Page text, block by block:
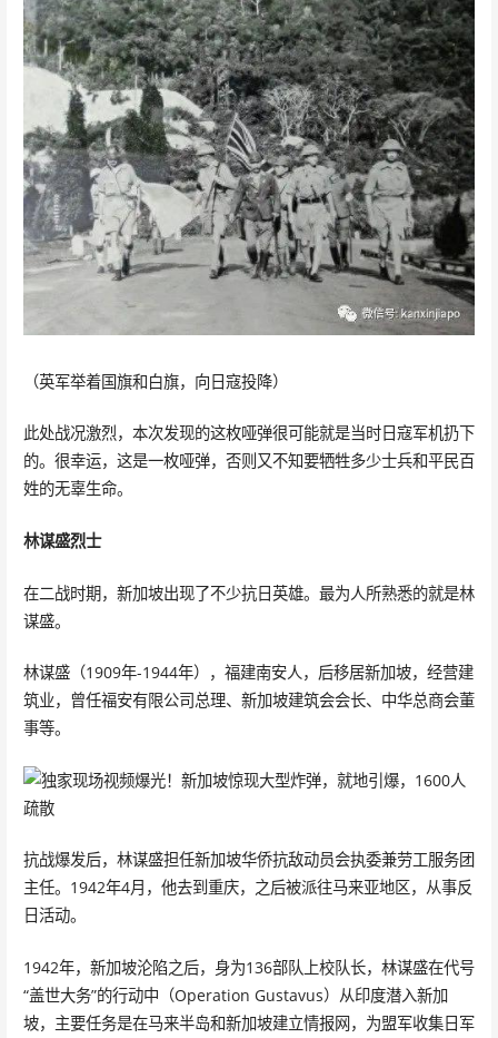
（英军举着国旗和白旗，向日寇投降）
此处战况激烈，本次发现的这枚哑弹很可能就是当时日寇军机扔下
的。很幸运，这是一枚哑弹，否则又不知要牺牲多少士兵和平民百
姓的无辜生命。
林谋盛烈士
在二战时期，新加坡出现了不少抗日英雄。最为人所熟悉的就是林
谋盛。
林谋盛（1909年-1944年），福建南安人，后移居新加坡，经营建
筑业，曾任福安有限公司总理、新加坡建筑会会长、中华总商会董
事等。
抗战爆发后，林谋盛担任新加坡华侨抗敌动员会执委兼劳工服务团
主任。1942年4月，他去到重庆，之后被派往马来亚地区，从事反
日活动。
1942年，新加坡沦陷之后，身为136部队上校队长，林谋盛在代号
“盖世大务”的行动中（Operation Gustavus）从印度潜入新加
坡，主要任务是在马来半岛和新加坡建立情报网，为盟军收集日军